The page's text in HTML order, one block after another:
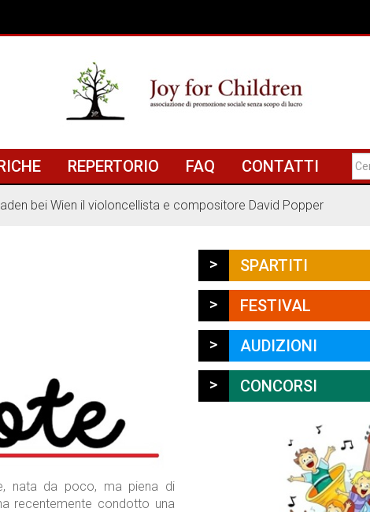
REPERTORIO FAQ CONTATTI
bei Wien il violoncellista e compositore David Popper
nata da poco, ma piena di
recentemente condotto una
> SPARTITI
> FESTIVAL
> AUDIZIONI
> CONCORSI